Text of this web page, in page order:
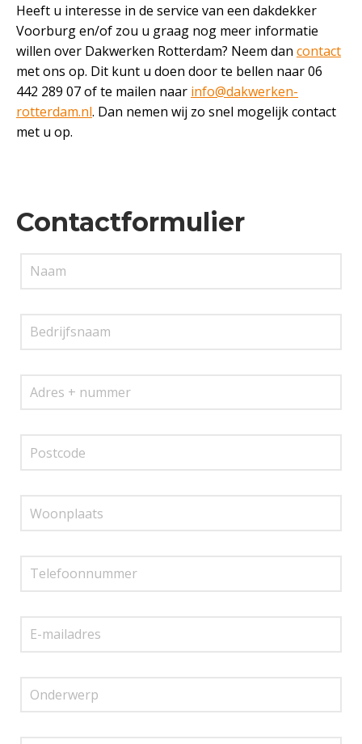
Heeft u interesse in de service van een dakdekker
Voorburg en/of zou u graag nog meer informatie
willen over Dakwerken Rotterdam? Neem dan contact
met ons op. Dit kunt u doen door te bellen naar 06
442 289 07 of te mailen naar info@dakwerken-
rotterdam.nl. Dan nemen wij zo snel mogelijk contact
met u op.
Contactformulier